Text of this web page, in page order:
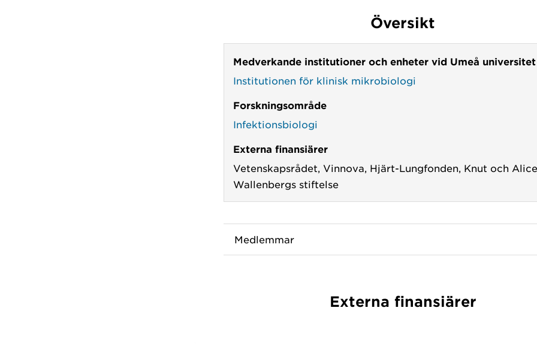
Översikt
Medverkande institutioner och enheter vid Umeå universitet
Institutionen för klinisk mikrobiologi
Forskningsområde
Infektionsbiologi
Externa finansiärer
Vetenskapsrådet, Vinnova, Hjärt-Lungfonden, Knut och
Wallenbergs stiftelse
Medlemmar
Externa finansiärer